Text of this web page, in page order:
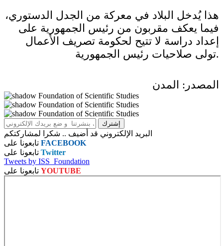
هذا يُدخل البلاد في معركة من الجدل الدستوري،
فيما يعكف مقربون من رئيس الجمهورية على
إعداد دراسة لا تتيح لحكومة تصريف الأعمال
تولى صلاحيات رئيس الجمهورية.
المصدر: المدن
البريد الإلكتروني قد أضيف .. شكرا لمشاركتكم
FACEBOOK
Twitter
Tweets by ISS_Foundation
YOUTUBE